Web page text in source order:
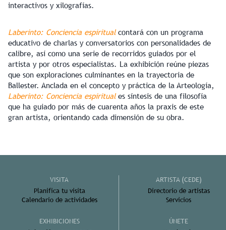
interactivos y xilografías.
Laberinto: Conciencia espiritualcontará con un programa
educativo de charlas y conversatorios con personalidades de
calibre, así como una serie de recorridos guiados por el
artista y por otros especialistas. La exhibición reúne piezas
que son exploraciones culminantes en la trayectoria de
Ballester. Anclada en el concepto y práctica de la Arteología,
Laberinto: Conciencia espirituales síntesis de una filosofía
que ha guiado por más de cuarenta años la praxis de este
gran artista, orientando cada dimensión de su obra.
VISITA
Planifica tu visita
Calendario de actividades
EXHIBICIONES
ARTISTA (CEDE)
Directorio de artistas
Servicios
ÚNETE